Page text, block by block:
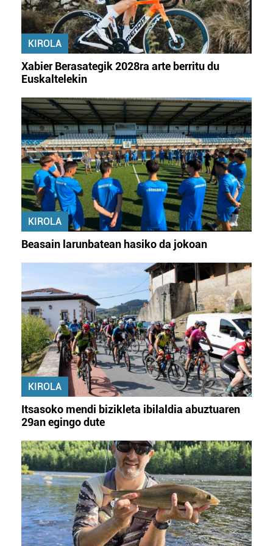
erabiltzeko baimen esplizitua ematen diguzu.Gehiago
irakurri
KIROLA
Xabier Berasategik 2028ra arte berritu du
Euskaltelekin
KIROLA
Beasain larunbatean hasiko da jokoan
KIROLA
Itsasoko mendi bizikleta ibilaldia abuztuaren
29an egingo dute